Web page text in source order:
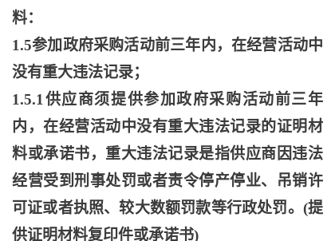
料：
1.5参加政府采购活动前三年内，在经营活动中
没有重大违法记录；
1.5.1供应商须提供参加政府采购活动前三年
内，在经营活动中没有重大违法记录的证明材
料或承诺书，重大违法记录是指供应商因违法
经营受到刑事处罚或者责令停产停业、吊销许
可证或者执照、较大数额罚款等行政处罚。(提
供证明材料复印件或承诺书)